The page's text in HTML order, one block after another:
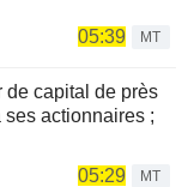
05:39
MT
de capital de près
actionnaires ;
05:29
MT